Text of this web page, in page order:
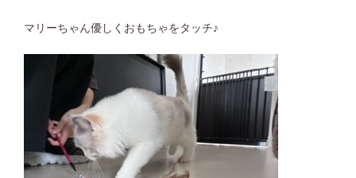
マリーちゃん優しくおもちゃをタッチ♪